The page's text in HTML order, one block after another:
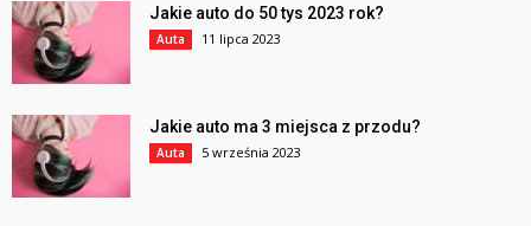
Jakie auto do 50 tys 2023 rok?
Auta 11 lipca 2023
Jakie auto ma 3 miejsca z przodu?
Auta 5 września 2023